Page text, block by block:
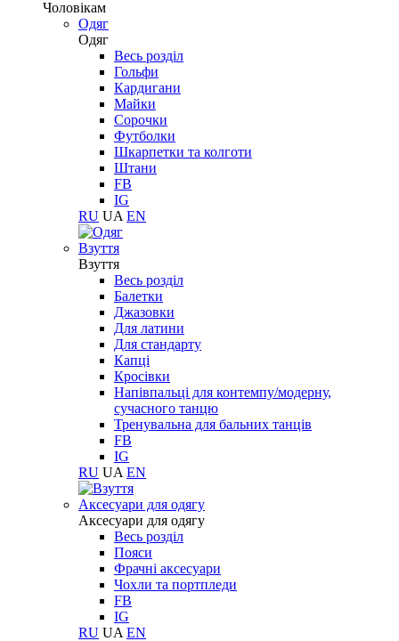
Чоловікам
Одяг
Одяг
Весь розділ
Гольфи
Кардигани
Майки
Сорочки
Футболки
Шкарпетки та колготи
Штани
FB
IG
RU UA EN
Взуття
Взуття
Весь розділ
Балетки
Джазовки
Для латини
Для стандарту
Капці
Кросівки
Напівпальці для контемпу/модерну,
сучасного танцю
Тренувальна для бальних танців
FB
IG
RU UA EN
Aксесуари для одягу
Aксесуари для одягу
Весь розділ
Пояси
Фрачні аксесуари
Чохли та портпледи
FB
IG
RU UA EN